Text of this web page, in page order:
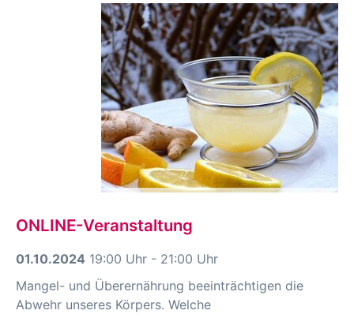
ONLINE-Veranstaltung
01.10.2024 19:00 Uhr - 21:00 Uhr
Mangel- und Überernährung beeinträchtigen die
Abwehr unseres Körpers. Welche